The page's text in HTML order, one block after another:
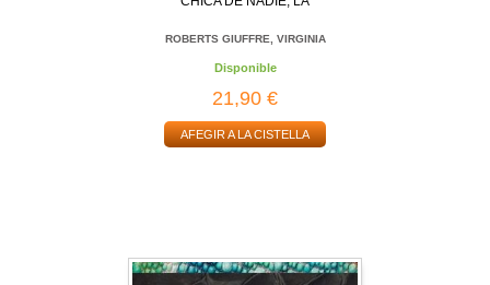
ROBERTS GIUFFRE, VIRGINIA
Disponible
21,90 €
AFEGIR A LA CISTELLA